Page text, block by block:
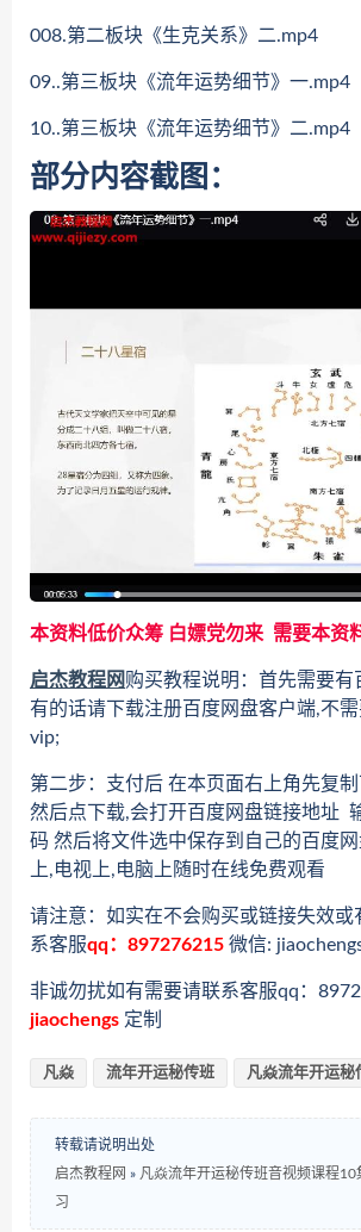
008.第二板块《生克关系》二.mp4
09..第三板块《流年运势细节》一.mp4
10..第三板块《流年运势细节》二.mp4
部分内容截图：
本资料低价众筹 白嫖党勿来 需要本资
启杰教程网购买教程说明：首先需要有
有的话请下载注册百度网盘客户端,不
vip;
第二步：支付后 在本页面右上角先复
然后点下载,会打开百度网盘链接地址
码 然后将文件选中保存到自己的百度
上,电视上,电脑上随时在线免费观看
请注意：如实在不会购买或链接失效或
系客服qq：897276215 微信:
非诚勿扰如有需要请联系客服qq：
jiaochengs 定制
凡焱 流年开运秘传班 凡焱流年开运秘
转载请说明出处
启杰教程网 » 凡焱流年开运秘传班音视频课程
习